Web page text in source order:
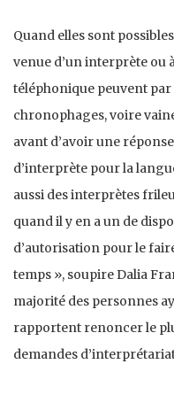
Quand elles sont
venue d’un interprète ou
téléphonique peuvent
chronophages, voire
avant d’avoir une
d’interprète pour la
aussi des interprètes
quand il y en a un de
d’autorisation pour le
temps », soupire Dalia
majorité des personnes
rapportent renoncer le
demandes